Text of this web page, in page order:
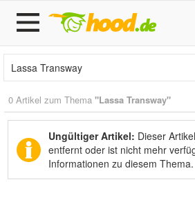
0 Artikel zum Thema "Lassa Transway"
Ungültiger Artikel: Dieser
entfernt oder ist nicht mehr
Informationen zu diesem Thema.